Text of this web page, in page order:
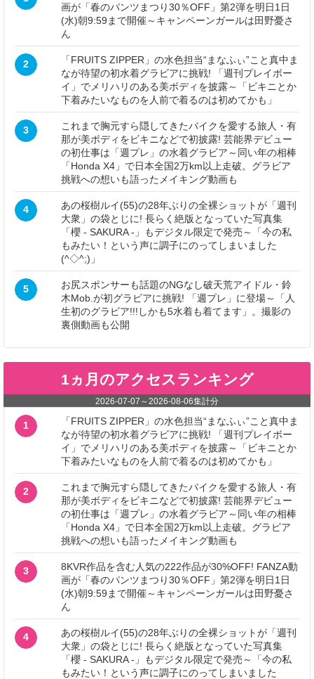
画が「春のパンツまつり30％OFF」第2弾を明日1日
(水)朝9:59まで開催～キャンペーンガールは田野憂さ
ん
2
「FRUITS ZIPPER」の水色担当“まなふぃ”こと真中ま
なが待望の初水着グラビアに挑戦! 「週刊プレイボー
イ」でメリハリのある美ボディを披露～「ビキニとか
下着みたいなものを人前で着るのは初めてかも」
3
これまで胸元すら隠してきたバイクを愛する旅人・有
那が美ボディをビキニなどで初披露! 芸能界デビュー
の初仕事は「週プレ」の水着グラビア～同い年の相棒
「Honda X4」で日本全国2万km以上走破。グラビア
挑戦への想いも語ったメイキング動画も
4
あの桜樹ルイ(55)の28年ぶりの全裸ショットが「週刊
大衆」の袋とじに! 長らく絶版となっていた写真集
「櫻 - SAKURA -」もデジタル限定で発売～「今の私
もみたい！という声に調子にのってしまいました
(^◇^;)」
5
お尻スポンサーも話題のNGなし破天荒アイドル・鈴
木Mob.が初グラビアに挑戦! 「週プレ」に登場～「人
生初のグラビア!!!しかも5水着も着てます」。撮影の
裏側動画も公開
1ヵ月のアクセスランキング
2026-07-07 ～ 2026-08-06集計分
1
「FRUITS ZIPPER」の水色担当“まなふぃ”こと真中ま
なが待望の初水着グラビアに挑戦! 「週刊プレイボー
イ」でメリハリのある美ボディを披露～「ビキニとか
下着みたいなものを人前で着るのは初めてかも」
2
これまで胸元すら隠してきたバイクを愛する旅人・有
那が美ボディをビキニなどで初披露! 芸能界デビュー
の初仕事は「週プレ」の水着グラビア～同い年の相棒
「Honda X4」で日本全国2万km以上走破。グラビア
挑戦への想いも語ったメイキング動画も
3
8KVR作品を含む人気の222作品が30%OFF! FANZA動
画が「春のパンツまつり30％OFF」第2弾を明日1日
(水)朝9:59まで開催～キャンペーンガールは田野憂さ
ん
4
あの桜樹ルイ(55)の28年ぶりの全裸ショットが「週刊
大衆」の袋とじに! 長らく絶版となっていた写真集
「櫻 - SAKURA -」もデジタル限定で発売～「今の私
もみたい！という声に調子にのってしまいました